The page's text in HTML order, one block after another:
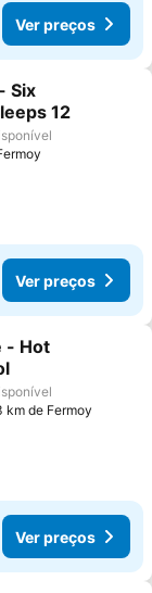
Ver preços
favoritos
Six
12
Ver preços
favoritos
- Hot
km de Fermoy
Ver preços